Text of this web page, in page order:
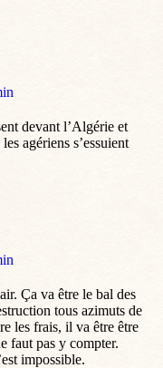
devant l’Algérie et
agériens s’essuient
Ça va être le bal des
tous azimuts de
les frais, il va être être
faut pas y compter.
impossible.